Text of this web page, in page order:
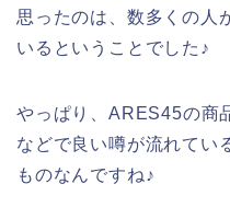
思ったのは、数多くの人
いるということでした♪
やっぱり、ARES45の商
などで良い噂が流れてい
ものなんですね♪